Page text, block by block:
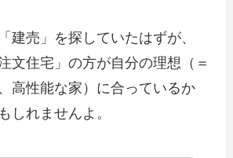
建売」を探していたはずが、
文住宅」の方が自分の理想（＝
高性能な家）に合っているか
しれませんよ。